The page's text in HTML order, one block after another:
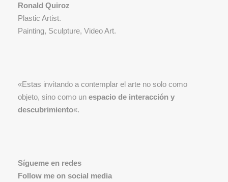
Ronald Quiroz
Plastic Artist.
Painting, Sculpture, Video Art.
«Estas invitando a contemplar el arte no solo como
objeto, sino como un espacio de interacción y
descubrimiento«.
Sígueme en redes
Follow me on social media